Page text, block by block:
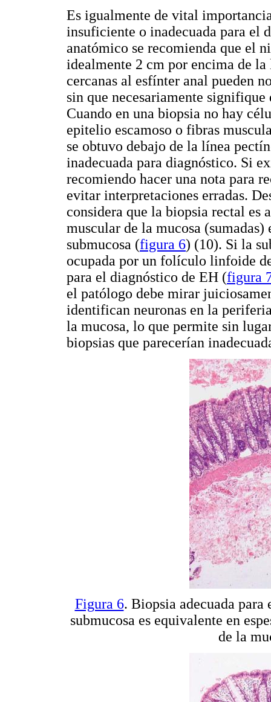
Es igualmente de vital
insuficiente o inadecuada para el
anatómico se recomienda que el
idealmente 2 cm por encima de
cercanas al esfínter anal pueden
sin que necesariamente
Cuando en una biopsia no hay
epitelio escamoso o fibras
se obtuvo debajo de la línea
inadecuada para diagnóstico. Si
recomiendo hacer una nota para
evitar interpretaciones erradas.
considera que la biopsia rectal es
muscular de la mucosa
submucosa (figura 6) (10). Si la
ocupada por un folículo linfoide
para el diagnóstico de EH (figura
el patólogo debe mirar
identifican neuronas en la
la mucosa, lo que permite sin
biopsias que parecerían
Figura 6. Biopsia adecuada
submucosa es equivalente en
de la